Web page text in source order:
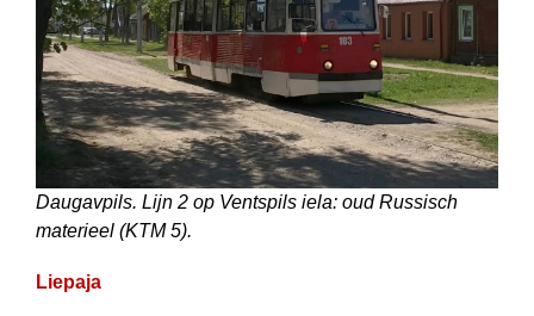
Daugavpils. Lijn 2 op Ventspils iela: oud Russisch
materieel (KTM 5).
Liepaja